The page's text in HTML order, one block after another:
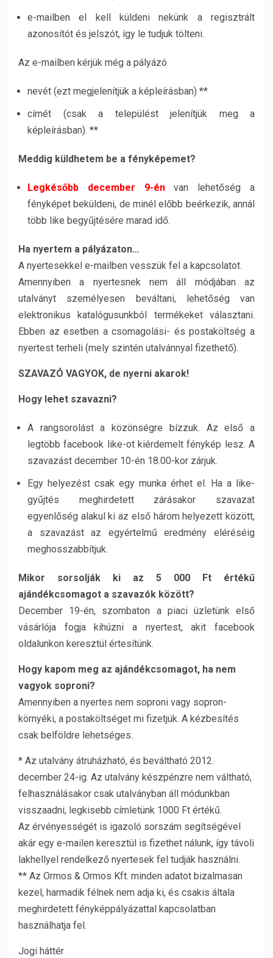
e-mailben el kell küldeni nekünk a regisztrált
azonosítót és jelszót, így le tudjuk tölteni.
Az e-mailben kérjük még a pályázó
nevét (ezt megjelenítjük a képleírásban) **
címét (csak a települést jelenítjük meg a
képleírásban). **
Meddig küldhetem be a fényképemet?
Legkésőbb december 9-énvan lehetőség a
fényképet beküldeni, de minél előbb beérkezik, annál
több like begyűjtésére marad idő.
Ha nyertem a pályázaton…
A nyertesekkel e-mailben vesszük fel a kapcsolatot.
Amennyiben a nyertesnek nem áll módjában az
utalványt személyesen beváltani, lehetőség van
elektronikus katalógusunkból termékeket választani.
Ebben az esetben a csomagolási- és postaköltség a
nyertest terheli (mely szintén utalvánnyal fizethető).
SZAVAZÓ VAGYOK, de nyerni akarok!
Hogy lehet szavazni?
A rangsorolást a közönségre bízzuk. Az első a
legtöbb facebook like-ot kiérdemelt fénykép lesz. A
szavazást december 10-én 18.00-kor zárjuk.
Egy helyezést csak egy munka érhet el. Ha a like-
gyűjtés meghirdetett zárásakor szavazat
egyenlőség alakul ki az első három helyezett között,
a szavazást az egyértelmű eredmény eléréséig
meghosszabbítjuk.
Mikor sorsolják ki az 5 000 Ft értékű
ajándékcsomagot a szavazók között?
December 19-én, szombaton a piaci üzletünk első
vásárlója fogja kihúzni a nyertest, akit facebook
oldalunkon keresztül értesítünk.
Hogy kapom meg az ajándékcsomagot, ha nem
vagyok soproni?
Amennyiben a nyertes nem soproni vagy sopron-
környéki, a postaköltséget mi fizetjük. A kézbesítés
csak belföldre lehetséges.
* Az utalvány átruházható, és beváltható 2012.
december 24-ig. Az utalvány készpénzre nem váltható,
felhasználásakor csak utalványban áll módunkban
visszaadni, legkisebb címletünk 1000 Ft értékű.
Az érvényességét is igazoló sorszám segítségével
akár egy e-mailen keresztül is fizethet nálunk, így távoli
lakhellyel rendelkező nyertesek fel tudják használni.
** Az Ormos & Ormos Kft. minden adatot bizalmasan
kezel, harmadik félnek nem adja ki, és csakis általa
meghirdetett fényképpályázattal kapcsolatban
használhatja fel.
Jogi háttér